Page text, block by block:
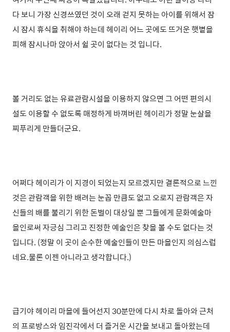
다 보니 가장 신경쓰였던 것이 오래 걷지 못하는 아이를 위해서 잠
시 잠시 휴식을 취해야 하는데 헤이리 어느 곳에도 뜨거운 햇볕을
피해 잠시나마 앉아서 쉴 곳이 없다는 것 입니다.
볼 거리도 없는 유료관람시설을 이용하지 않으면 그 어떤 편의시
설도 이용할 수 없도록 매정하게 바껴버린 헤이리가 정말 눈살을
찌푸리게 만들더군요.
어쩌다 헤이리가 이 지경이 되었는지 모르겠지만 결론적으로 느낀
것은 관람객을 위한 배려는 눈꼽 만큼도 없고 오로지 관람객은 자
신들의 배를 불리기 위한 돈벌이 대상일 뿐 그들에게 문화예술마
을인로써 자긍심 그리고 진정한 예술인은 찾을 볼 수도 없다는 것
입니다. (정말 이 곳이 순수한 예술인들이 만든 마을인지 의심스럽
네요.물론 이젠 아니라고 생각합니다.)
급기야 헤이리 마을에 들어선지 30분만에 다시 차로 돌아와 근처
의 프로방스와 임진각에서 더 즐거운 시간을 보내고 돌아왔는데